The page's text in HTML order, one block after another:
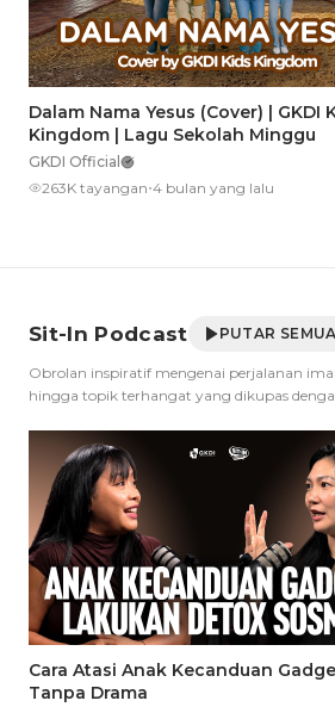
Dalam Nama Yesus (Cover) | GKDI
Kingdom | Lagu Sekolah Minggu
GKDI Official
263K tayangan•4 bulan yang lalu
Sit-In Podcast PUTAR SEMUA
Obrolan inspiratif mengenai perjalanan
hingga topik terhangat yang dikupas
Cara Atasi Anak Kecanduan
Tanpa Drama